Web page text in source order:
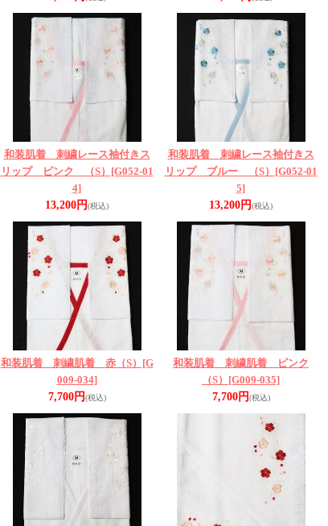
和装肌着 刺繍レース袖付きス
リップ ピンク （S） [G052-01
4]
13,200円(税込)
和装肌着 刺繍レース袖付きス
リップ ブルー （S） [G052-01
5]
13,200円(税込)
和装肌着 刺繍肌着 赤（S） [G
009-034]
7,700円(税込)
和装肌着 刺繍肌着 ピンク
（S） [G009-035]
7,700円(税込)